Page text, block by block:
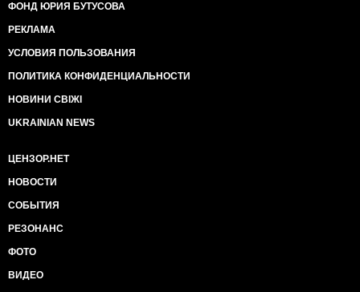
ФОНД ЮРИЯ БУТУСОВА
РЕКЛАМА
УСЛОВИЯ ПОЛЬЗОВАНИЯ
ПОЛИТИКА КОНФИДЕНЦИАЛЬНОСТИ
НОВИНИ СВІЖІ
UKRAINIAN NEWS
ЦЕНЗОР.НЕТ
НОВОСТИ
СОБЫТИЯ
РЕЗОНАНС
ФОТО
ВИДЕО